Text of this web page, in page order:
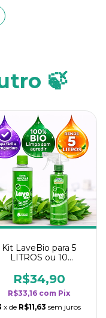
🍃
Kit LaveBio para 5
LITROS ou 10
rendimento da
categoria - Neutro
R$34,90
R$33,16 com Pix
x de R$11,63 sem juros